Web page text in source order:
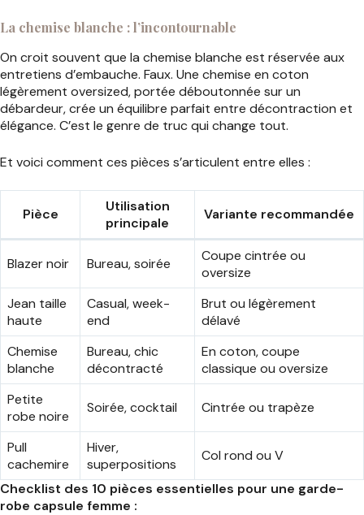
La chemise blanche : l’incontournable
On croit souvent que la chemise blanche est réservée aux
entretiens d’embauche. Faux. Une chemise en coton
légèrement oversized, portée déboutonnée sur un
débardeur, crée un équilibre parfait entre décontraction et
élégance. C’est le genre de truc qui change tout.
Et voici comment ces pièces s’articulent entre elles :
Pièce
Utilisation
principale
Variante recommandée
Blazer noir Bureau, soirée
Coupe cintrée ou
oversize
Jean taille
haute
Casual, week-
end
Brut ou légèrement
délavé
Chemise
blanche
Bureau, chic
décontracté
En coton, coupe
classique ou oversize
Petite
robe noire
Soirée, cocktail Cintrée ou trapèze
Pull
cachemire
Hiver,
superpositions
Col rond ou V
Checklist des 10 pièces essentielles pour une garde-
robe capsule femme :